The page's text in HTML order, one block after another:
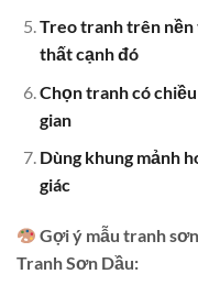
Treo tranh trên
thất cạnh đó
Chọn tranh có
gian
Dùng khung mảnh
giác
Gợi ý mẫu tranh
Tranh Sơn Dầu: